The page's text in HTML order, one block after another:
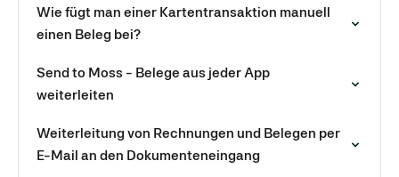
Wie fügt man einer Kartentransaktion manuell
einen Beleg bei?
Send to Moss - Belege aus jeder App
weiterleiten
Weiterleitung von Rechnungen und Belegen per
E-Mail an den Dokumenteneingang